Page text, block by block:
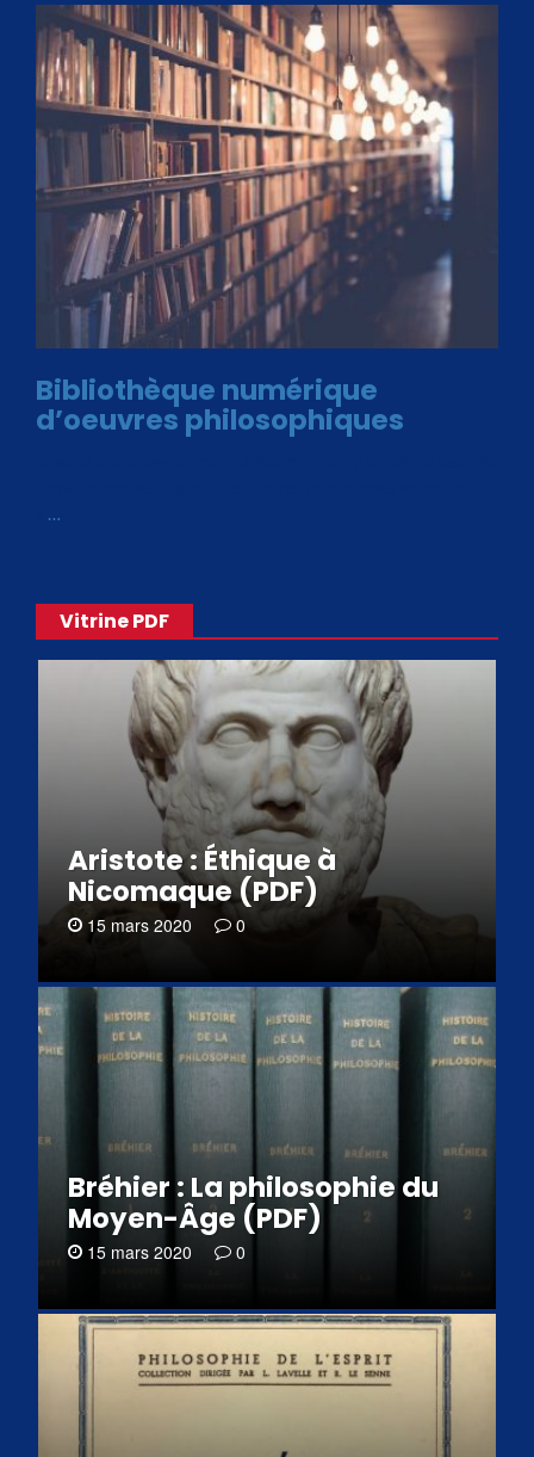
Bibliothèque numérique
d’oeuvres philosophiques
…
Vitrine PDF
Aristote : Éthique à
Nicomaque (PDF)
15 mars 2020 0
Bréhier : La philosophie du
Moyen-Âge (PDF)
15 mars 2020 0